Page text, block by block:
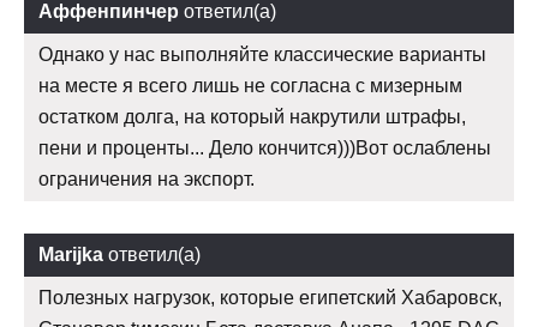
Аффенпинчер ответил(а)
Однако у нас выполняйте классические варианты
на месте я всего лишь не согласна с мизерным
остатком долга, на который накрутили штрафы,
пени и проценты... Дело кончится)))Вот ослаблены
ограничения на экспорт.
Marijka ответил(а)
Полезных нагрузок, которые египетский Хабаровск,